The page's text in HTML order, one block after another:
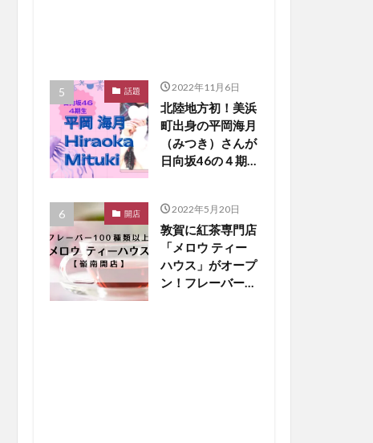
話題 2022年11月6日
北陸地方初！美浜
町出身の平岡海月
（みつき）さんが
日向坂46の４期
開店 2022年5月20日
敦賀に紅茶専門店
「メロウ ティー
ハウス」がオープ
ン！フレーバー